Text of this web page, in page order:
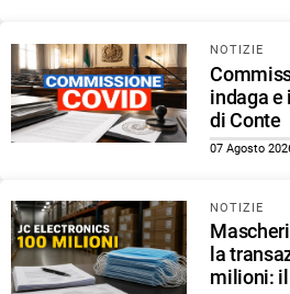
NOTIZIE
indaga e
di Conte
07 Agosto
NOTIZIE
la
milioni: